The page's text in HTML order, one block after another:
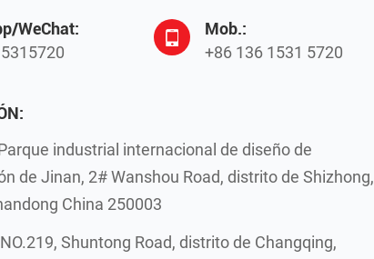
WeChat:
Mob.:
+86 136 1531 5720
industrial internacional de diseño de
de Jinan, 2# Wanshou Road, distrito de Shizhong,
China 250003
NO.219, Shuntong Road, distrito de Changqing,